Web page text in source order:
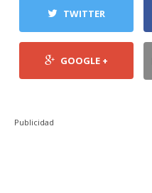
TWITTER
GOOGLE +
Publicidad